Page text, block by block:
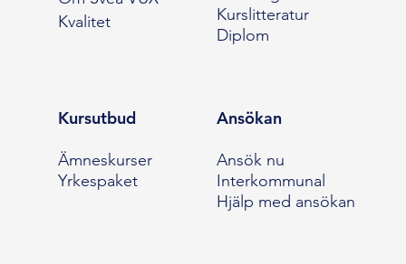
Kvalitet
Kurslitteratur
Diplom
Kursutbud
Ämneskurser
Yrkespaket
Ansökan
Ansök nu
Interkommunal
Hjälp med ansökan